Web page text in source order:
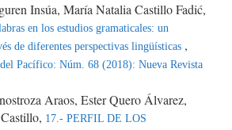
Insúa, María Natalia Castillo Fadić,
en los estudios gramaticales: un
de diferentes perspectivas lingüísticas ,
Pacífico: Núm. 68 (2018): Nueva Revista
Araos, Ester Quero Álvarez,
17.- PERFIL DE LOS